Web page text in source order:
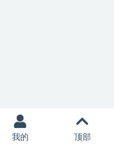
我的 顶部